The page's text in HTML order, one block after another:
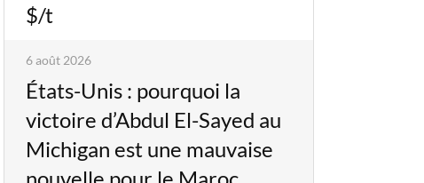
$/t
6 août 2026
États-Unis : pourquoi la
victoire d’Abdul El-Sayed au
Michigan est une mauvaise